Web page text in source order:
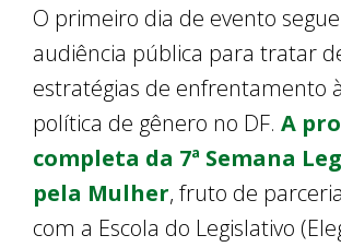
O primeiro dia de evento
audiência pública para tratar
estratégias de enfrentamento
política de gênero no DF. A
completa da 7ª Semana
pela Mulher, fruto de
com a Escola do Legislativo